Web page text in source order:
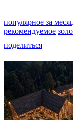
популярное за месяц
рекомендуемое
поделиться